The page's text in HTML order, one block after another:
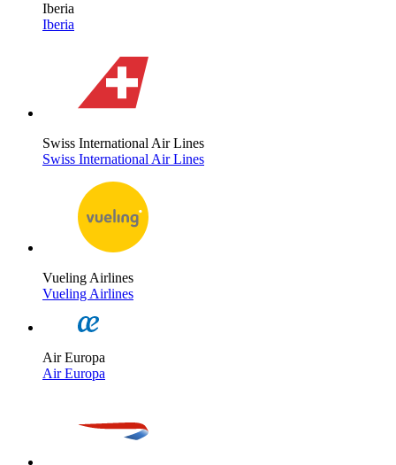
Iberia
Iberia
Swiss International Air Lines
Swiss International Air Lines
Vueling Airlines
Vueling Airlines
Air Europa
Air Europa